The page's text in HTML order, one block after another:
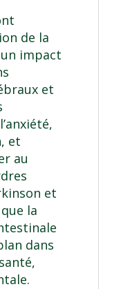
de la
impact
et
et
au
et
la
dans